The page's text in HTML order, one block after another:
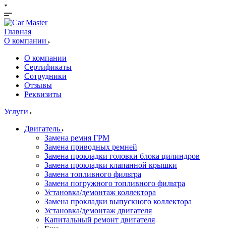
Главная
О компании
О компании
Сертификаты
Сотрудники
Отзывы
Реквизиты
Услуги
Двигатель
Замена ремня ГРМ
Замена приводных ремней
Замена прокладки головки блока цилиндров
Замена прокладки клапанной крышки
Замена топливного фильтра
Замена погружного топливного фильтра
Установка/демонтаж коллектора
Замена прокладки выпускного коллектора
Установка/демонтаж двигателя
Капитальный ремонт двигателя